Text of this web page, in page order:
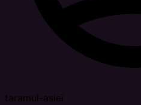
taramul-asiei